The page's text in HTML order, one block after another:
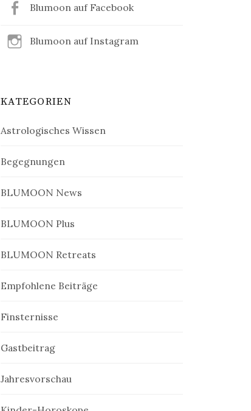
Blumoon auf Facebook
Blumoon auf Instagram
KATEGORIEN
Astrologisches Wissen
Begegnungen
BLUMOON News
BLUMOON Plus
BLUMOON Retreats
Empfohlene Beiträge
Finsternisse
Gastbeitrag
Jahresvorschau